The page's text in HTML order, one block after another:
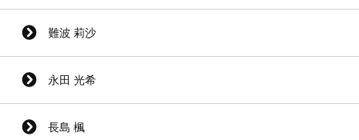
難波 莉沙
永田 光希
長島 楓